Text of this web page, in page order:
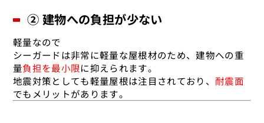
② 建物への負担が少ない
軽量なので
シーガードは非常に軽量な屋根材のため、建物への重
量負担を最小限に抑えられます。
地震対策としても軽量屋根は注目されており、耐震面
でもメリットがあります。